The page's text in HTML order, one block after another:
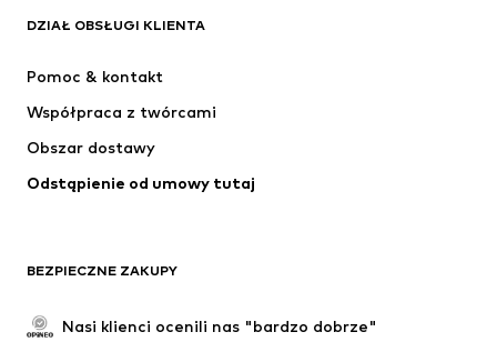
Nowości
Kurtki
Bielizna
Płaszcze
Spódnice
Specjalne okazje
Ekskluzywne
DZIAŁ OBSŁUGI KLIENTA
Pomoc & kontakt
Współpraca z twórcami
Obszar dostawy
Odstąpienie od umowy tutaj
BEZPIECZNE ZAKUPY
Nasi klienci ocenili nas "bardzo dobrze"